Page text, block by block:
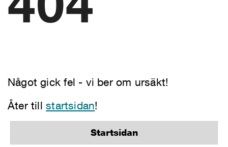
Något gick fel - vi ber om ursäkt!
Åter tillstartsidan!
Startsidan